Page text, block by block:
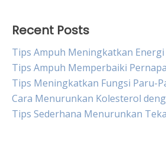
Recent Posts
Tips Ampuh Meningkatkan
Tips Ampuh Memperbaiki
Tips Meningkatkan Fungsi Paru-
Cara Menurunkan Kolesterol
Tips Sederhana Menurunkan